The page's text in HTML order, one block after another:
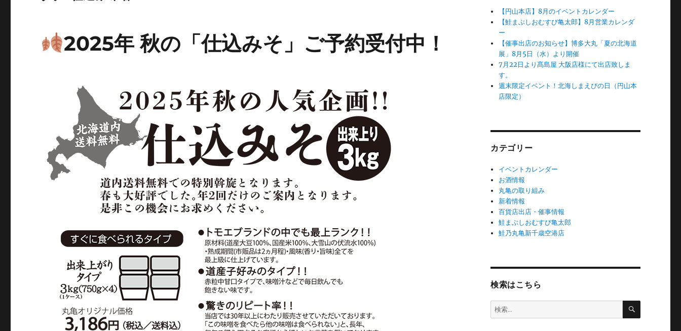
2025年 秋の「仕込みそ」ご予約受付中！
【円山本店】8月のイベントカレンダー
【鮭まぶしおむすび亀太郎】8月営業カレンダ
ー
【催事出店のお知らせ】博多大丸「夏の北海道
展」8月5日（水）より開催
7月22日より髙島屋 大阪店様にて出店致しま
す。
週末限定イベント！北海しまえびの日（円山本
店限定）
カテゴリー
イベントカレンダー
お酒情報
丸亀の取り組み
新着情報
百貨店出店・催事情報
鮭まぶしおむすび亀太郎
鮭乃丸亀新千歳空港店
検索はこちら
検
索:
検